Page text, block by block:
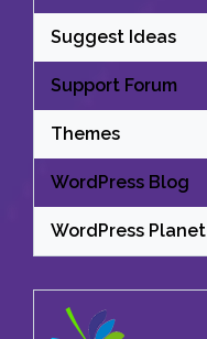
Suggest Ideas
Support Forum
Themes
WordPress Blog
WordPress Planet